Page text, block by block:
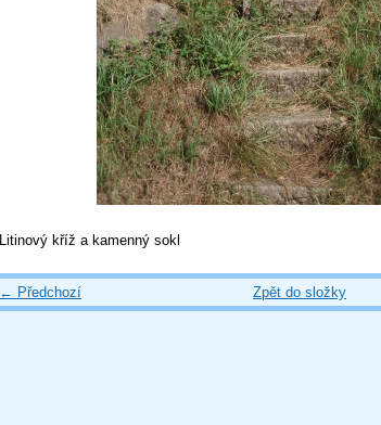
Litinový kříž a kamenný sokl
← Předchozí Zpět do složky